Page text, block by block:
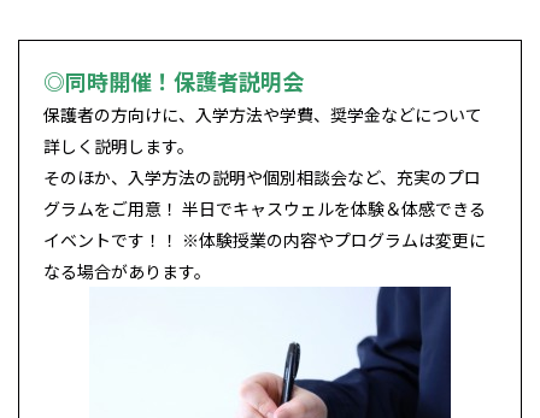
◎同時開催！保護者説明会
保護者の方向けに、入学方法や学費、奨学金などについて
詳しく説明します。
そのほか、入学方法の説明や個別相談会など、充実のプロ
グラムをご用意！ 半日でキャスウェルを体験＆体感できる
イベントです！！ ※体験授業の内容やプログラムは変更に
なる場合があります。